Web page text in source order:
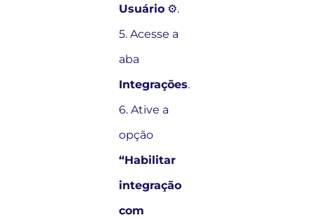
Usuário ⚙️.
5. Acesse a
aba
Integrações.
6. Ative a
opção
“Habilitar
integração
com